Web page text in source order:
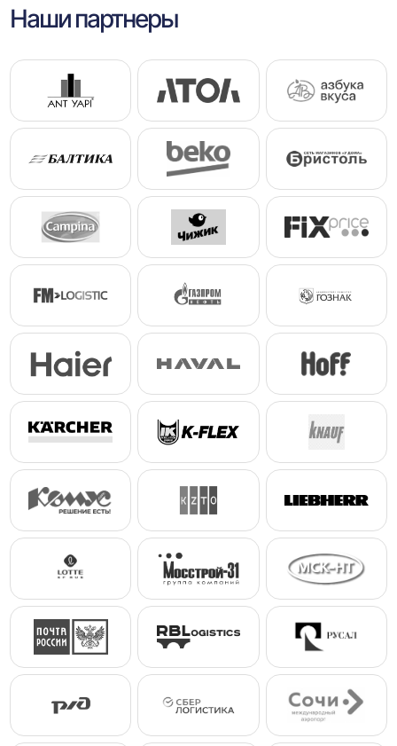
Наши партнеры